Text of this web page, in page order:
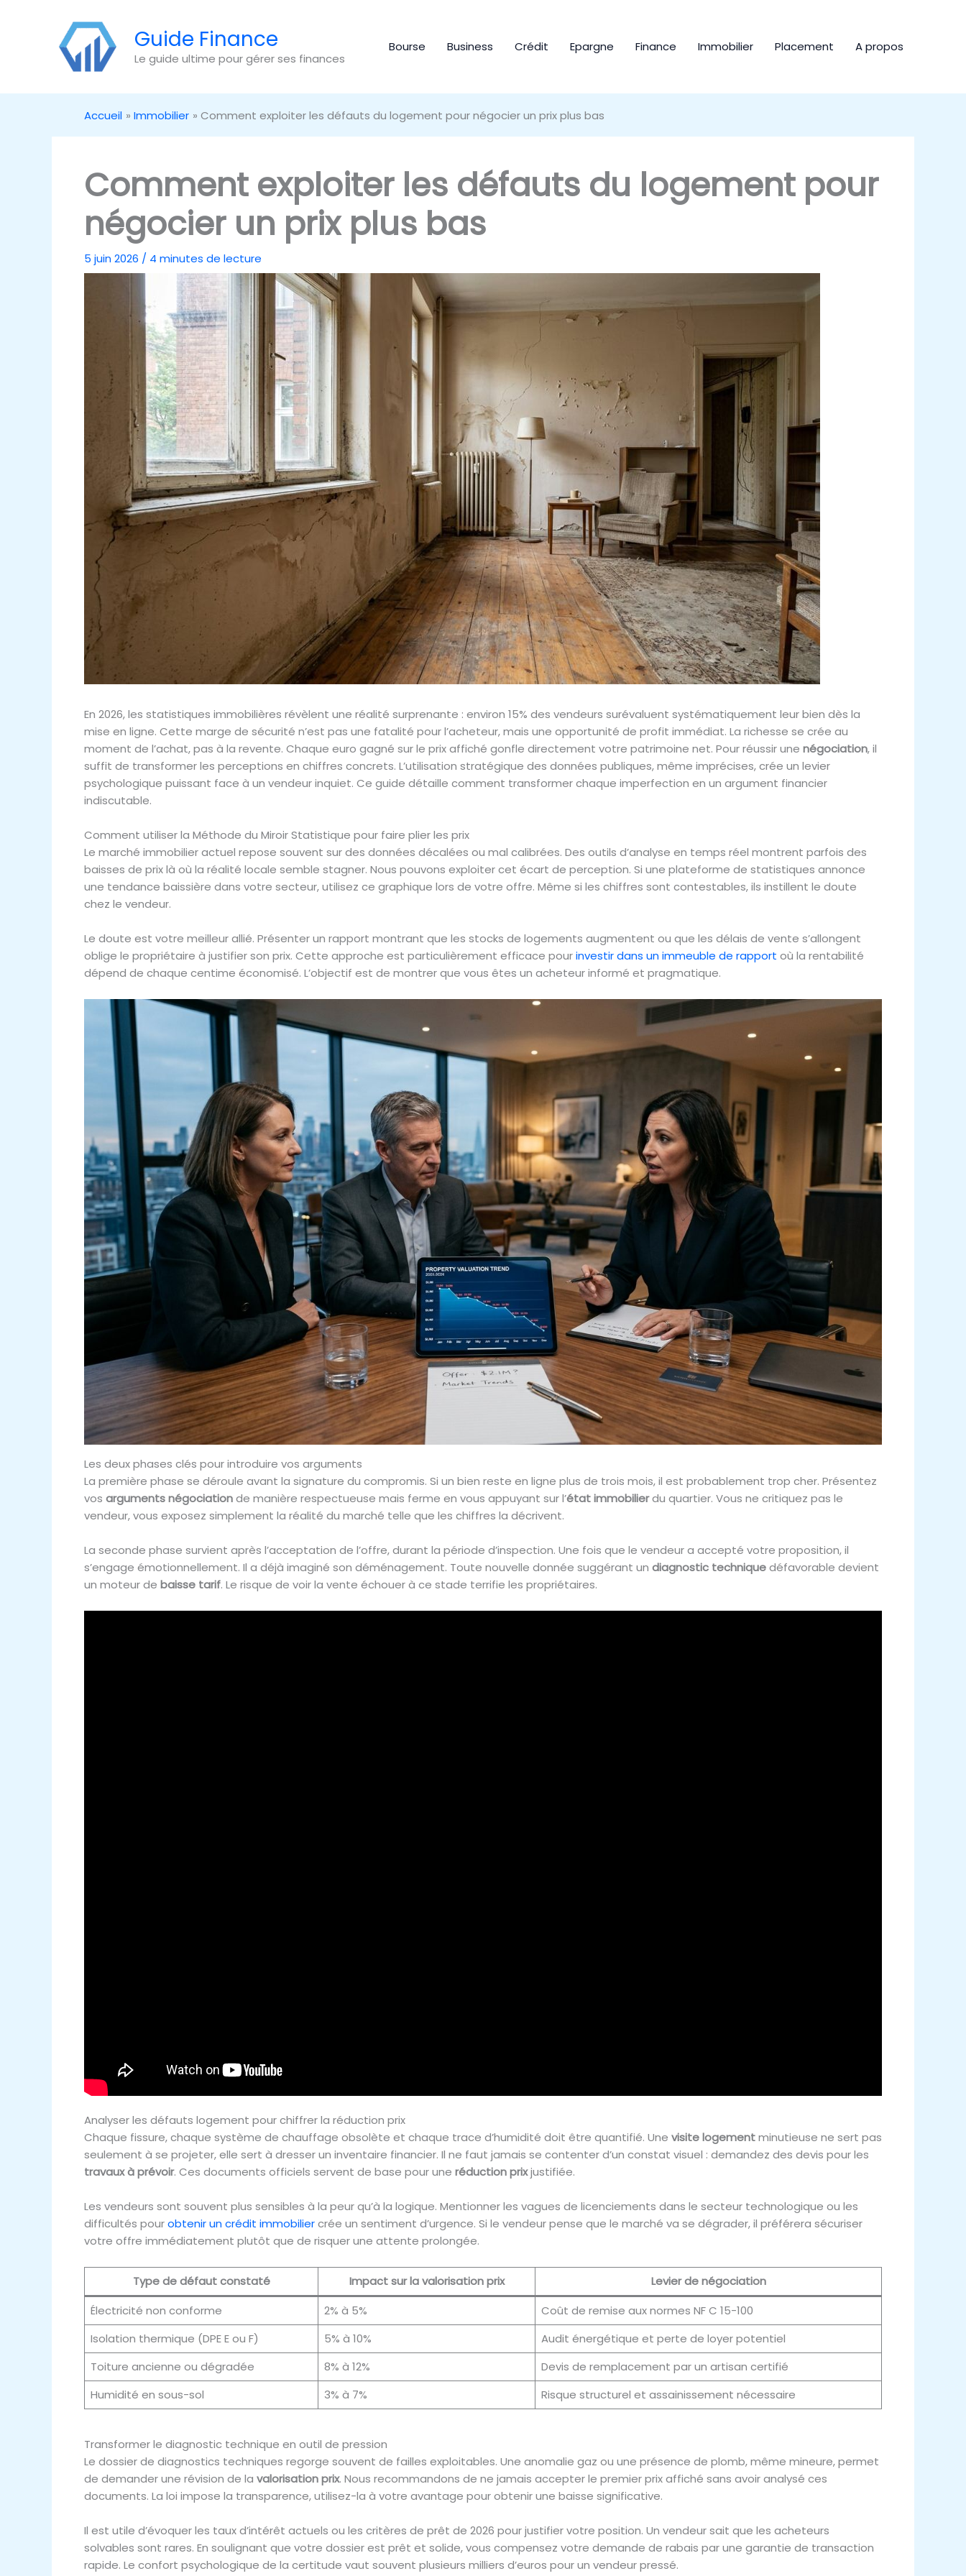
Guide Finance
Le guide ultime pour gérer ses finances
Bourse Business Crédit Epargne Finance Immobilier Placement A propos
Accueil Immobilier Comment exploiter les défauts du logement pour négocier un prix plus bas
Comment exploiter les défauts du logement pour
négocier un prix plus bas
5 juin 2026 / 4 minutes de lecture
En 2026, les statistiques immobilières révèlent une réalité surprenante : environ 15% des vendeurs surévaluent systématiquement leur bien dès la
mise en ligne. Cette marge de sécurité n’est pas une fatalité pour l’acheteur, mais une opportunité de profit immédiat. La richesse se crée au
moment de l’achat, pas à la revente. Chaque euro gagné sur le prix affiché gonfle directement votre patrimoine net. Pour réussir une négociation, il
suffit de transformer les perceptions en chiffres concrets. L’utilisation stratégique des données publiques, même imprécises, crée un levier
psychologique puissant face à un vendeur inquiet. Ce guide détaille comment transformer chaque imperfection en un argument financier
indiscutable.
Comment utiliser la Méthode du Miroir Statistique pour faire plier les prix
Le marché immobilier actuel repose souvent sur des données décalées ou mal calibrées. Des outils d’analyse en temps réel montrent parfois des
baisses de prix là où la réalité locale semble stagner. Nous pouvons exploiter cet écart de perception. Si une plateforme de statistiques annonce
une tendance baissière dans votre secteur, utilisez ce graphique lors de votre offre. Même si les chiffres sont contestables, ils instillent le doute
chez le vendeur.
Le doute est votre meilleur allié. Présenter un rapport montrant que les stocks de logements augmentent ou que les délais de vente s’allongent
oblige le propriétaire à justifier son prix. Cette approche est particulièrement efficace pourinvestir dans un immeuble de rapport où la rentabilité
dépend de chaque centime économisé. L’objectif est de montrer que vous êtes un acheteur informé et pragmatique.
Les deux phases clés pour introduire vos arguments
La première phase se déroule avant la signature du compromis. Si un bien reste en ligne plus de trois mois, il est probablement trop cher. Présentez
vos arguments négociationde manière respectueuse mais ferme en vous appuyant sur l’état immobilierdu quartier. Vous ne critiquez pas le
vendeur, vous exposez simplement la réalité du marché telle que les chiffres la décrivent.
La seconde phase survient après l’acceptation de l’offre, durant la période d’inspection. Une fois que le vendeur a accepté votre proposition, il
s’engage émotionnellement. Il a déjà imaginé son déménagement. Toute nouvelle donnée suggérant un diagnostic techniquedéfavorable devient
un moteur de baisse tarif. Le risque de voir la vente échouer à ce stade terrifie les propriétaires.
Analyser les défauts logement pour chiffrer la réduction prix
Chaque fissure, chaque système de chauffage obsolète et chaque trace d’humidité doit être quantifié. Une visite logementminutieuse ne sert pas
seulement à se projeter, elle sert à dresser un inventaire financier. Il ne faut jamais se contenter d’un constat visuel : demandez des devis pour les
travaux à prévoir. Ces documents officiels servent de base pour une réduction prixjustifiée.
Les vendeurs sont souvent plus sensibles à la peur qu’à la logique. Mentionner les vagues de licenciements dans le secteur technologique ou les
difficultés pourobtenir un crédit immobiliercrée un sentiment d’urgence. Si le vendeur pense que le marché va se dégrader, il préférera sécuriser
votre offre immédiatement plutôt que de risquer une attente prolongée.
Type de défaut constaté Impact sur la valorisation prix
Levier de négociation
Électricité non conforme
2% à 5%
Coût de remise aux normes NF C 15-100
Isolation thermique (DPE E ou F)
5% à 10%
Audit énergétique et perte de loyer potentiel
Toiture ancienne ou dégradée
8% à 12%
Devis de remplacement par un artisan certifié
Humidité en sous-sol
3% à 7% Risque structurel et assainissement nécessaire
Transformer le diagnostic technique en outil de pression
Le dossier de diagnostics techniques regorge souvent de failles exploitables. Une anomalie gaz ou une présence de plomb, même mineure, permet
de demander une révision de la valorisation prix. Nous recommandons de ne jamais accepter le premier prix affiché sans avoir analysé ces
documents. La loi impose la transparence, utilisez-la à votre avantage pour obtenir une baisse significative.
Il est utile d’évoquer les taux d’intérêt actuels ou les critères de prêt de 2026 pour justifier votre position. Un vendeur sait que les acheteurs
solvables sont rares. En soulignant que votre dossier est prêt et solide, vous compensez votre demande de rabais par une garantie de transaction
rapide. Le confort psychologique de la certitude vaut souvent plusieurs milliers d’euros pour un vendeur pressé.